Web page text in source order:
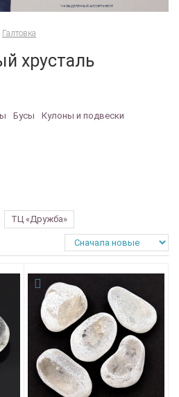
Галтовка
хрусталь
Бусы
Кулоны и подвески
ТЦ «Дружба»